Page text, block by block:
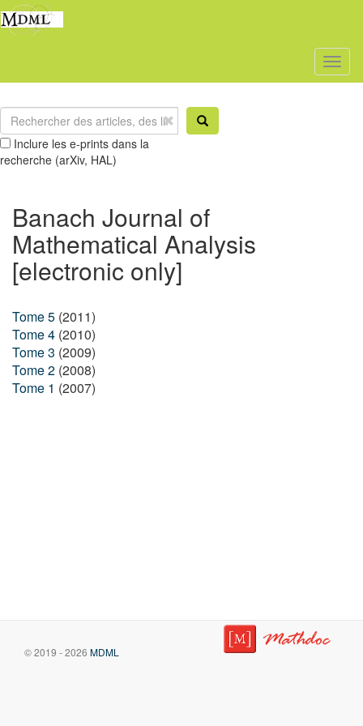
Inclure les e-prints dans la
recherche (arXiv, HAL)
Banach Journal of
Mathematical Analysis
[electronic only]
Tome 5 (2011)
Tome 4 (2010)
Tome 3 (2009)
Tome 2 (2008)
Tome 1 (2007)
© 2019 - 2026 MDML